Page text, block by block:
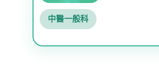
中醫一般科